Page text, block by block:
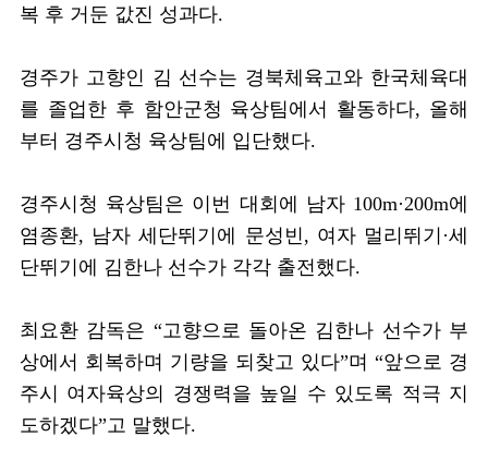
복 후 거둔 값진 성과다.
경주가 고향인 김 선수는 경북체육고와 한국체육대
를 졸업한 후 함안군청 육상팀에서 활동하다, 올해
부터 경주시청 육상팀에 입단했다.
경주시청 육상팀은 이번 대회에 남자 100m·200m에
염종환, 남자 세단뛰기에 문성빈 , 여자 멀리뛰기 ·세
단뛰기에 김한나 선수가 각각 출전했다.
최요환 감독은 “고향으로 돌아온 김한나 선수가 부
상에서 회복하며 기량을 되찾고 있다”며 “앞으로 경
주시 여자육상의 경쟁력을 높일 수 있도록 적극 지
도하겠다”고 말했다.